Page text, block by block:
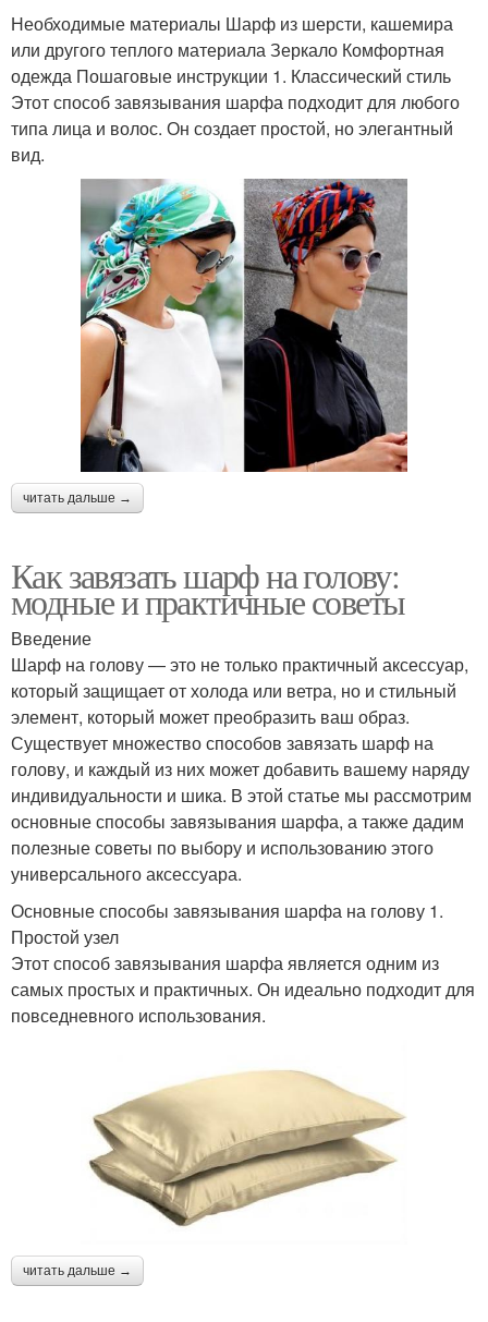
Необходимые материалы Шарф из шерсти, кашемира
или другого теплого материала Зеркало Комфортная
одежда Пошаговые инструкции 1. Классический стиль
Этот способ завязывания шарфа подходит для любого
типа лица и волос. Он создает простой, но элегантный
вид.
читать дальше →
Как завязать шарф на голову:
модные и практичные советы
Введение
Шарф на голову — это не только практичный аксессуар,
который защищает от холода или ветра, но и стильный
элемент, который может преобразить ваш образ.
Существует множество способов завязать шарф на
голову, и каждый из них может добавить вашему наряду
индивидуальности и шика. В этой статье мы рассмотрим
основные способы завязывания шарфа, а также дадим
полезные советы по выбору и использованию этого
универсального аксессуара.
Основные способы завязывания шарфа на голову 1.
Простой узел
Этот способ завязывания шарфа является одним из
самых простых и практичных. Он идеально подходит для
повседневного использования.
читать дальше →